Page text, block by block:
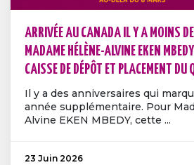
ARRIVÉE AU CANADA IL Y A MOINS
MADAME HÉLÈNE-ALVINE EKEN
CAISSE DE DÉPÔT ET PLACEMENT DU
Il y a des anniversaires qui
année supplémentaire. Pour
Alvine EKEN MBEDY, cette ...
23 Juin 2026